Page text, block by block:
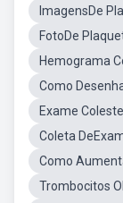
ImagensDe
FotoDe
Hemograma
Como
Exame
Coleta
Como
Trombocitos